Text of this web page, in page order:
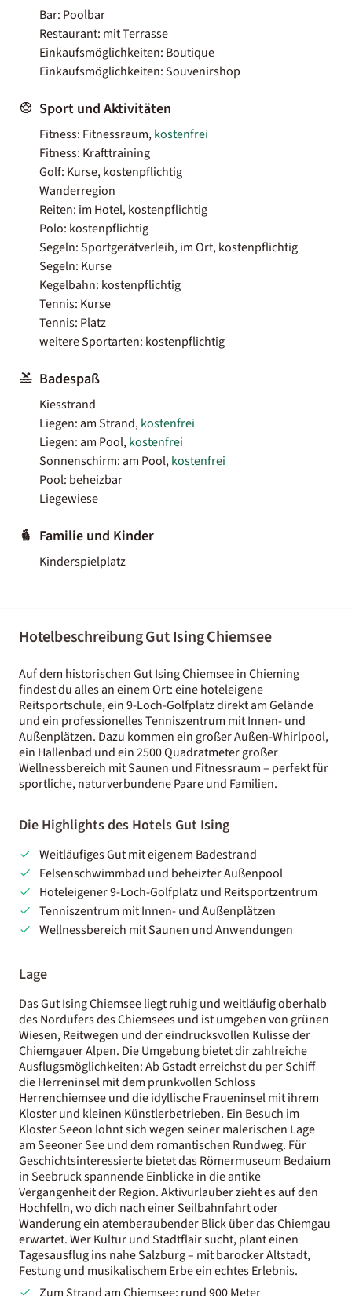
Bar: Poolbar
Restaurant: mit Terrasse
Einkaufsmöglichkeiten: Boutique
Einkaufsmöglichkeiten: Souvenirshop
Sport und Aktivitäten
Fitness: Fitnessraum,kostenfrei
Fitness: Krafttraining
Golf: Kurse, kostenpflichtig
Wanderregion
Reiten: im Hotel, kostenpflichtig
Polo: kostenpflichtig
Segeln: Sportgerätverleih, im Ort, kostenpflichtig
Segeln: Kurse
Kegelbahn: kostenpflichtig
Tennis: Kurse
Tennis: Platz
weitere Sportarten: kostenpflichtig
Badespaß
Kiesstrand
Liegen: am Strand,kostenfrei
Liegen: am Pool,kostenfrei
Sonnenschirm: am Pool,kostenfrei
Pool: beheizbar
Liegewiese
Familie und Kinder
Kinderspielplatz
Hotelbeschreibung Gut Ising Chiemsee
Auf dem historischen Gut Ising Chiemsee in Chieming
findest du alles an einem Ort: eine hoteleigene
Reitsportschule, ein 9-Loch-Golfplatz direkt am Gelände
und ein professionelles Tenniszentrum mit Innen- und
Außenplätzen. Dazu kommen ein großer Außen-Whirlpool,
ein Hallenbad und ein 2500 Quadratmeter großer
Wellnessbereich mit Saunen und Fitnessraum – perfekt für
sportliche, naturverbundene Paare und Familien.
Die Highlights des Hotels Gut Ising
Weitläufiges Gut mit eigenem Badestrand
Felsenschwimmbad und beheizter Außenpool
Hoteleigener 9-Loch-Golfplatz und Reitsportzentrum
Tenniszentrum mit Innen- und Außenplätzen
Wellnessbereich mit Saunen und Anwendungen
Lage
Das Gut Ising Chiemsee liegt ruhig und weitläufig oberhalb
des Nordufers des Chiemsees und ist umgeben von grünen
Wiesen, Reitwegen und der eindrucksvollen Kulisse der
Chiemgauer Alpen. Die Umgebung bietet dir zahlreiche
Ausflugsmöglichkeiten: Ab Gstadt erreichst du per Schiff
die Herreninsel mit dem prunkvollen Schloss
Herrenchiemsee und die idyllische Fraueninsel mit ihrem
Kloster und kleinen Künstlerbetrieben. Ein Besuch im
Kloster Seeon lohnt sich wegen seiner malerischen Lage
am Seeoner See und dem romantischen Rundweg. Für
Geschichtsinteressierte bietet das Römermuseum Bedaium
in Seebruck spannende Einblicke in die antike
Vergangenheit der Region. Aktivurlauber zieht es auf den
Hochfelln, wo dich nach einer Seilbahnfahrt oder
Wanderung ein atemberaubender Blick über das Chiemgau
erwartet. Wer Kultur und Stadtflair sucht, plant einen
Tagesausflug ins nahe Salzburg – mit barocker Altstadt,
Festung und musikalischem Erbe ein echtes Erlebnis.